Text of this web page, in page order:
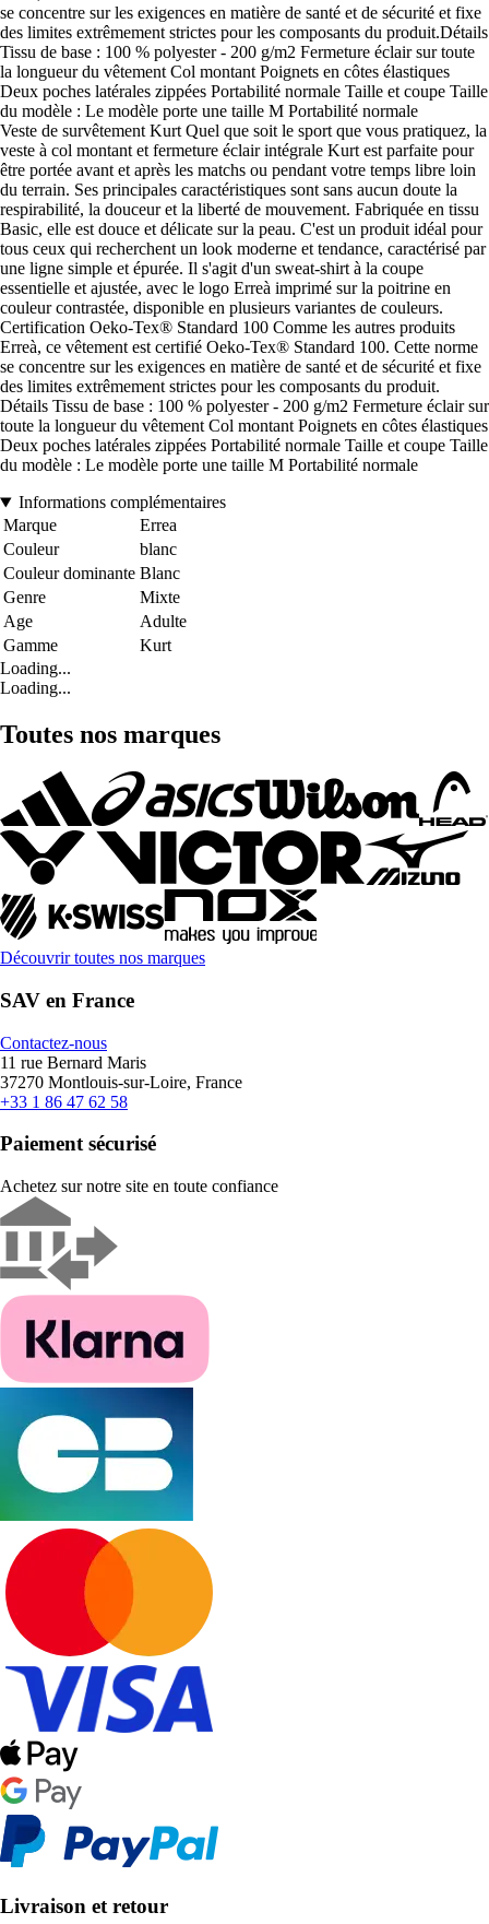
se concentre sur les exigences en matière de santé et de sécurité et fixe
des limites extrêmement strictes pour les composants du produit.Détails
Tissu de base : 100 % polyester - 200 g/m2 Fermeture éclair sur toute
la longueur du vêtement Col montant Poignets en côtes élastiques
Deux poches latérales zippées Portabilité normale Taille et coupe Taille
du modèle : Le modèle porte une taille M Portabilité normale
Veste de survêtement Kurt Quel que soit le sport que vous pratiquez, la
veste à col montant et fermeture éclair intégrale Kurt est parfaite pour
être portée avant et après les matchs ou pendant votre temps libre loin
du terrain. Ses principales caractéristiques sont sans aucun doute la
respirabilité, la douceur et la liberté de mouvement. Fabriquée en tissu
Basic, elle est douce et délicate sur la peau. C'est un produit idéal pour
tous ceux qui recherchent un look moderne et tendance, caractérisé par
une ligne simple et épurée. Il s'agit d'un sweat-shirt à la coupe
essentielle et ajustée, avec le logo Erreà imprimé sur la poitrine en
couleur contrastée, disponible en plusieurs variantes de couleurs.
Certification Oeko-Tex® Standard 100 Comme les autres produits
Erreà, ce vêtement est certifié Oeko-Tex® Standard 100. Cette norme
se concentre sur les exigences en matière de santé et de sécurité et fixe
des limites extrêmement strictes pour les composants du produit.
Détails Tissu de base : 100 % polyester - 200 g/m2 Fermeture éclair sur
toute la longueur du vêtement Col montant Poignets en côtes élastiques
Deux poches latérales zippées Portabilité normale Taille et coupe Taille
du modèle : Le modèle porte une taille M Portabilité normale
Informations complémentaires
Marque
Errea
Couleur
blanc
Couleur dominante Blanc
Genre
Mixte
Age
Adulte
Gamme
Kurt
Loading...
Loading...
Toutes nos marques
Découvrir toutes nos marques
SAV en France
Contactez-nous
11 rue Bernard Maris
37270 Montlouis-sur-Loire, France
+33 1 86 47 62 58
Paiement sécurisé
Achetez sur notre site en toute confiance
Livraison et retour